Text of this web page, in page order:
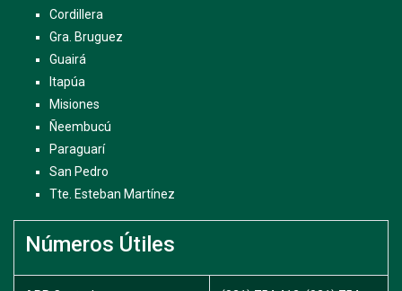
Cordillera
Gra. Bruguez
Guairá
Itapúa
Misiones
Ñeembucú
Paraguarí
San Pedro
Tte. Esteban Martínez
Números Útiles